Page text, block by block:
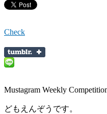
Check
Mustagram Weekly
どもえんぞうです。